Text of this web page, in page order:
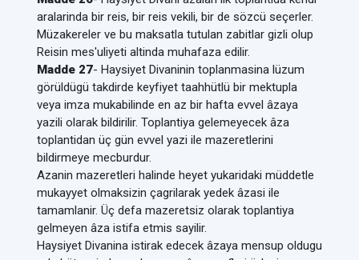
aralarinda bir reis, bir reis vekili, bir de sözcü seçerler.
Müzakereler ve bu maksatla tutulan zabitlar gizli olup
Reisin mes'uliyeti altinda muhafaza edilir.
Madde 27- Haysiyet Divaninin toplanmasina lüzum
görüldügü takdirde keyfiyet taahhütlü bir mektupla
veya imza mukabilinde en az bir hafta evvel âzaya
yazili olarak bildirilir. Toplantiya gelemeyecek âza
toplantidan üç gün evvel yazi ile mazeretlerini
bildirmeye mecburdur.
Azanin mazeretleri halinde heyet yukaridaki müddetle
mukayyet olmaksizin çagrilarak yedek âzasi ile
tamamlanir. Üç defa mazeretsiz olarak toplantiya
gelmeyen âza istifa etmis sayilir.
Haysiyet Divanina istirak edecek âzaya mensup oldugu